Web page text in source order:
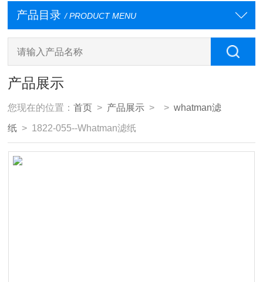
产品目录 / PRODUCT MENU
产品展示
您现在的位置：首页 > 产品展示 > >whatman滤
纸 > 1822-055--Whatman滤纸